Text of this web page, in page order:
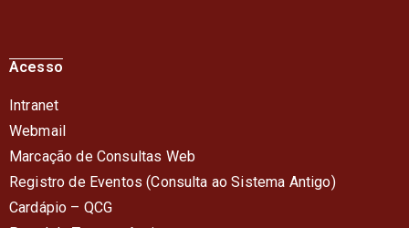
Acesso
Intranet
Webmail
Marcação de Consultas Web
Registro de Eventos (Consulta ao Sistema Antigo)
Cardápio – QCG